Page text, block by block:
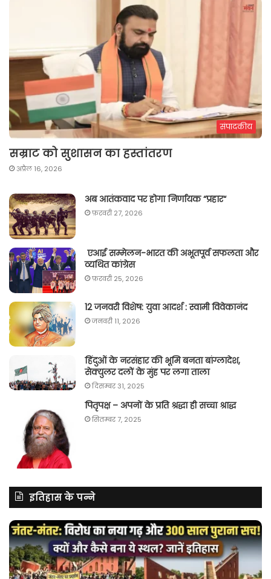
संपादकीय
सम्राट को सुशासन का हस्तांतरण
अप्रैल 16, 2026
अब आतंकवाद पर होगा निर्णायक “प्रहार“
फ़रवरी 27, 2026
एआई सम्मेलन-भारत की अभूतपूर्व सफलता और
व्यथित कांग्रेस
फ़रवरी 25, 2026
12 जनवरी विशेष: युवा आदर्श : स्वामी विवेकानंद
जनवरी 11, 2026
हिंदुओं के नरसंहार की भूमि बनता बांग्लादेश,
सेक्युलर दलों के मुंह पर लगा ताला
दिसम्बर 31, 2025
पितृपक्ष – अपनों के प्रति श्रद्धा ही सच्चा श्राद्ध
सितम्बर 7, 2025
इतिहास के पन्ने